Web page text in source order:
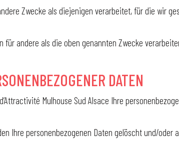
Zwecke als diejenigen verarbeitet, für die wir
für andere als die oben genannten Zwecke
DATEN
Mulhouse Sud Alsace Ihre
Ihre personenbezogenen Daten gelöscht und/